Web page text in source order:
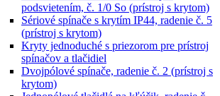
podsvietením, č. 1/0 So (prístroj s krytom)
Sériové spínače s krytím IP44, radenie č. 5
(prístroj s krytom)
Kryty jednoduché s priezorom pre prístroj
spínačov a tlačidiel
Dvojpólové spínače, radenie č. 2 (prístroj s
krytom)